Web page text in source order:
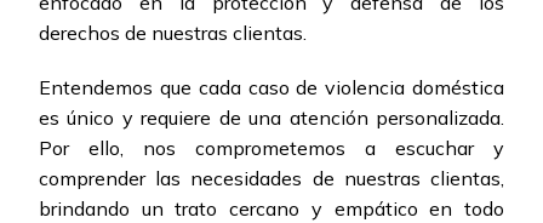
derechos de nuestras clientas.
Entendemos que cada caso de violencia doméstica
es único y requiere de una atención personalizada.
Por ello, nos comprometemos a escuchar y
comprender las necesidades de nuestras clientas,
brindando un trato cercano y empático en todo